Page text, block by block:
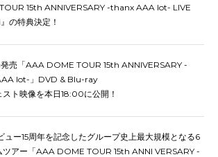
15th ANNIVERSARY -thanx AAA lot- LIVE
の特典決定！
売「AAA DOME TOUR 15th ANNIVERSARY -
lot-」DVD & Blu-ray
スト映像を本日18:00に公開！
ュー15周年を記念したグループ史上最大規模となる6
ツアー「AAA DOME TOUR 15th ANNI VERSARY -